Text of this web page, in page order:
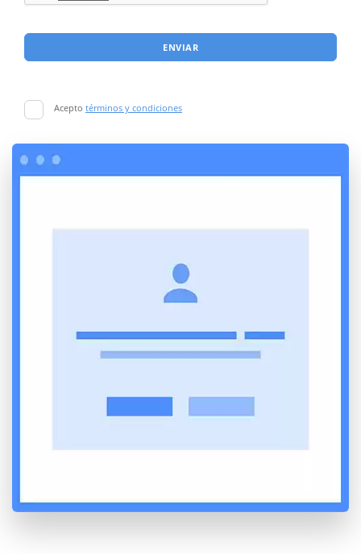
ENVIAR
Acepto términos y condiciones